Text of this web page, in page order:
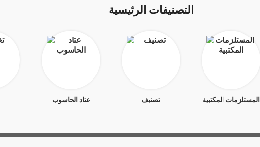
التصنيفات الرئيسية
عتاد الحاسوب تصنيف المستلزمات المكتبية